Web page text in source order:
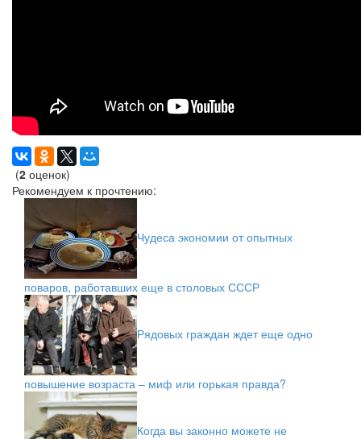
(2 оценок)
Рекомендуем к прочтению:
Чудеса экономии от опытных
поваров, работавших еще в столовых СССР
Рядовых граждан ждет еще одно
повышение возраста – миф или горькая правда?
Когда вы законно можете не